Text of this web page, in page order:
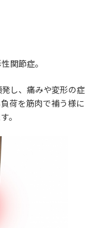
関節症。
発し、痛みや変形の症
荷を筋肉で補う様に
。